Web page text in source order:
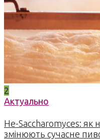
2
Актуально
Не-Saccharomyces: як
змінюють сучасне